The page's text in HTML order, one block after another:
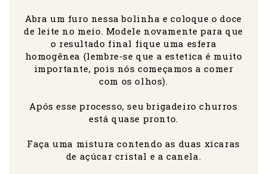
Abra um furo nessa bolinha e coloque o doce
de leite no meio. Modele novamente para que
o resultado final fique uma esfera
homogênea (lembre-se que a estetica é muito
importante, pois nós começamos a comer
com os olhos).
Após esse processo, seu brigadeiro churros
está quase pronto.
Faça uma mistura contendo as duas xícaras
de açúcar cristal e a canela.